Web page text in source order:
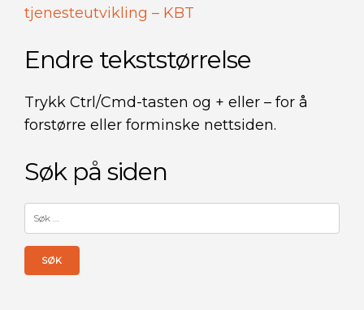
tjenesteutvikling – KBT
Endre tekststørrelse
Trykk Ctrl/Cmd-tasten og + eller – for å
forstørre eller forminske nettsiden.
Søk på siden
etter: